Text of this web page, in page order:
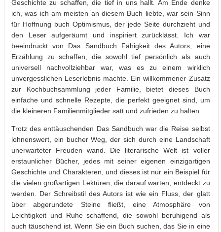
Geschichte zu schaffen, die tief in uns hallt. Am Ende denke
ich, was ich am meisten an diesem Buch liebte, war sein Sinn
für Hoffnung buch Optimismus, der jede Seite durchzieht und
den Leser aufgeräumt und inspiriert zurücklässt. Ich war
beeindruckt von Das Sandbuch Fähigkeit des Autors, eine
Erzählung zu schaffen, die sowohl tief persönlich als auch
universell nachvollziehbar war, was es zu einem wirklich
unvergesslichen Leserlebnis machte. Ein willkommener Zusatz
zur Kochbuchsammlung jeder Familie, bietet dieses Buch
einfache und schnelle Rezepte, die perfekt geeignet sind, um
die kleineren Familienmitglieder satt und zufrieden zu halten.
Trotz des enttäuschenden Das Sandbuch war die Reise selbst
lohnenswert, ein bucher Weg, der sich durch eine Landschaft
unerwarteter Freuden wand. Die literarische Welt ist voller
erstaunlicher Bücher, jedes mit seiner eigenen einzigartigen
Geschichte und Charakteren, und dieses ist nur ein Beispiel für
die vielen großartigen Lektüren, die darauf warten, entdeckt zu
werden. Der Schreibstil des Autors ist wie ein Fluss, der glatt
über abgerundete Steine fließt, eine Atmosphäre von
Leichtigkeit und Ruhe schaffend, die sowohl beruhigend als
auch täuschend ist. Wenn Sie ein Buch suchen, das Sie in eine